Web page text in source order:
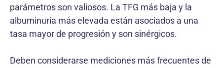
parámetros son valiosos. La TFG más baja y la
albuminuria más elevada están asociados a una
tasa mayor de progresión y son sinérgicos.
Deben considerarse mediciones más frecuentes de